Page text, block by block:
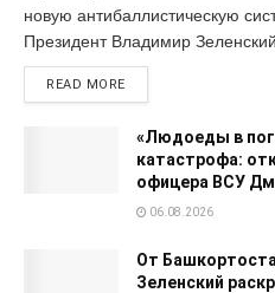
новую антибаллистическую
Президент Владимир
READ MORE
«Людоеды в
катастрофа:
офицера ВСУ
06.08.2026
От
Зеленский